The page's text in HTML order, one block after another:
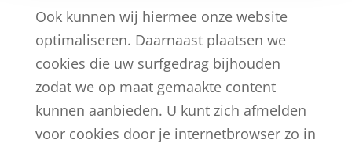
Ook kunnen wij hiermee onze website
optimaliseren. Daarnaast plaatsen we
cookies die uw surfgedrag bijhouden
zodat we op maat gemaakte content
kunnen aanbieden. U kunt zich afmelden
voor cookies door je internetbrowser zo in